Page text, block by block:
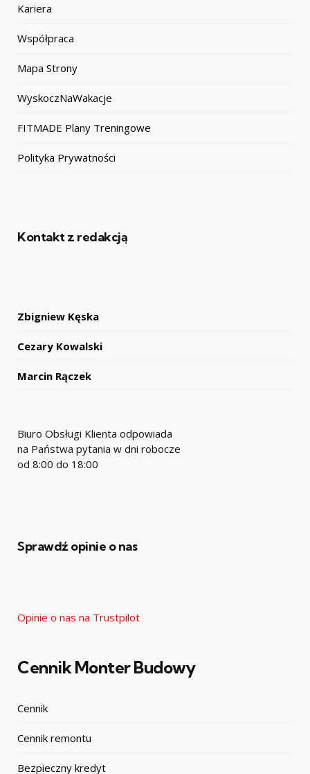
Kariera
Współpraca
Mapa Strony
WyskoczNaWakacje
FITMADE Plany Treningowe
Polityka Prywatności
Kontakt z redakcją
Zbigniew Kęska
Cezary Kowalski
Marcin Rączek
Biuro Obsługi Klienta odpowiada
na Państwa pytania w dni robocze
od 8:00 do 18:00
Sprawdź opinie o nas
Opinie o nas na Trustpilot
Cennik Monter Budowy
Cennik
Cennik remontu
Bezpieczny kredyt